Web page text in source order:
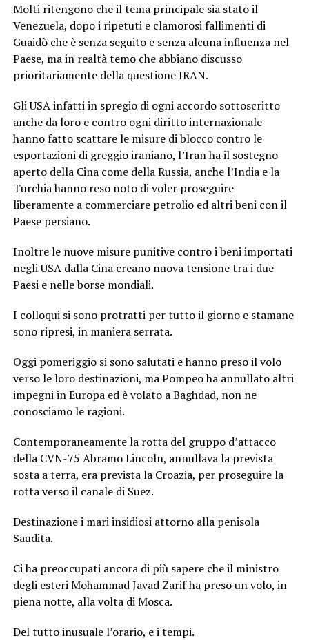
Molti ritengono che il tema principale sia stato il
Venezuela, dopo i ripetuti e clamorosi fallimenti di
Guaidò che è senza seguito e senza alcuna influenza nel
Paese, ma in realtà temo che abbiano discusso
prioritariamente della questione IRAN.
Gli USA infatti in spregio di ogni accordo sottoscritto
anche da loro e contro ogni diritto internazionale
hanno fatto scattare le misure di blocco contro le
esportazioni di greggio iraniano, l’Iran ha il sostegno
aperto della Cina come della Russia, anche l’India e la
Turchia hanno reso noto di voler proseguire
liberamente a commerciare petrolio ed altri beni con il
Paese persiano.
Inoltre le nuove misure punitive contro i beni importati
negli USA dalla Cina creano nuova tensione tra i due
Paesi e nelle borse mondiali.
I colloqui si sono protratti per tutto il giorno e stamane
sono ripresi, in maniera serrata.
Oggi pomeriggio si sono salutati e hanno preso il volo
verso le loro destinazioni, ma Pompeo ha annullato altri
impegni in Europa ed è volato a Baghdad, non ne
conosciamo le ragioni.
Contemporaneamente la rotta del gruppo d’attacco
della CVN-75 Abramo Lincoln, annullava la prevista
sosta a terra, era prevista la Croazia, per proseguire la
rotta verso il canale di Suez.
Destinazione i mari insidiosi attorno alla penisola
Saudita.
Ci ha preoccupati ancora di più sapere che il ministro
degli esteri Mohammad Javad Zarif ha preso un volo, in
piena notte, alla volta di Mosca.
Del tutto inusuale l’orario, e i tempi.